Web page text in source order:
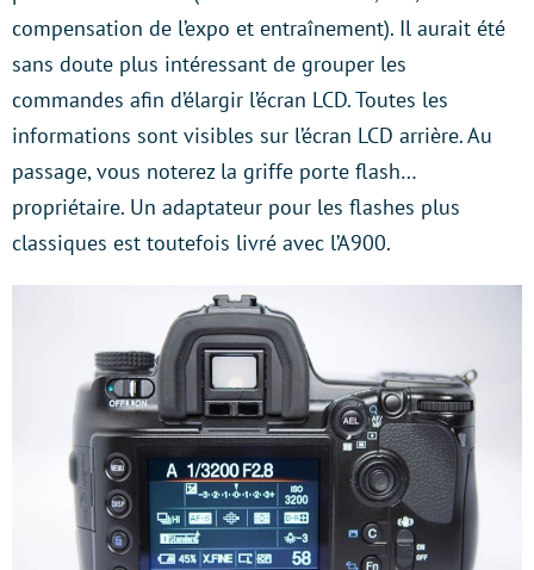
compensation de l’expo et entraînement). Il aurait été
sans doute plus intéressant de grouper les
commandes afin d’élargir l’écran LCD. Toutes les
informations sont visibles sur l’écran LCD arrière. Au
passage, vous noterez la griffe porte flash…
propriétaire. Un adaptateur pour les flashes plus
classiques est toutefois livré avec l’A900.